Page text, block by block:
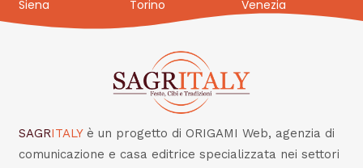
Siena
Torino Venezia
SAGRITALY è un progetto di ORIGAMI Web, agenzia di
comunicazione e casa editrice specializzata nei settori